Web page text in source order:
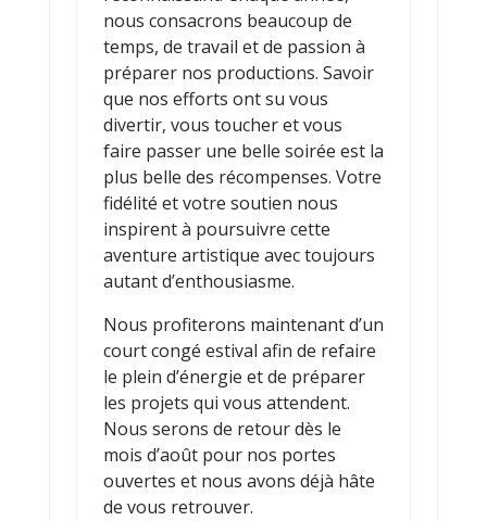
nous consacrons beaucoup de
temps, de travail et de passion à
préparer nos productions. Savoir
que nos efforts ont su vous
divertir, vous toucher et vous
faire passer une belle soirée est la
plus belle des récompenses. Votre
fidélité et votre soutien nous
inspirent à poursuivre cette
aventure artistique avec toujours
autant d’enthousiasme.
Nous profiterons maintenant d’un
court congé estival afin de refaire
le plein d’énergie et de préparer
les projets qui vous attendent.
Nous serons de retour dès le
mois d’août pour nos portes
ouvertes et nous avons déjà hâte
de vous retrouver.